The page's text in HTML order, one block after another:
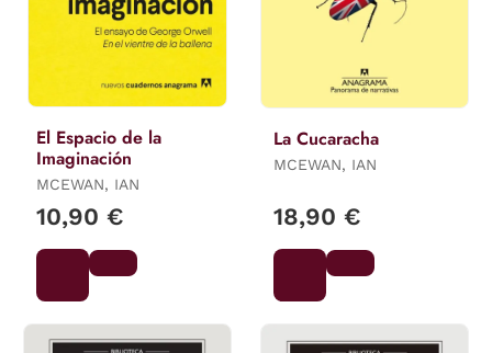
El Espacio de la
Imaginación
MCEWAN, IAN
10,90 €
La Cucaracha
MCEWAN, IAN
18,90 €